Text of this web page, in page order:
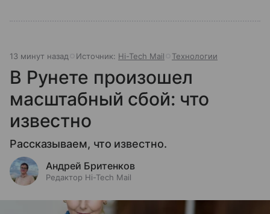
13 минут назад Источник: Hi-Tech Mail Технологии
В Рунете произошел
масштабный сбой: что
известно
Рассказываем, что известно.
Андрей Бритенков
Редактор Hi-Tech Mail